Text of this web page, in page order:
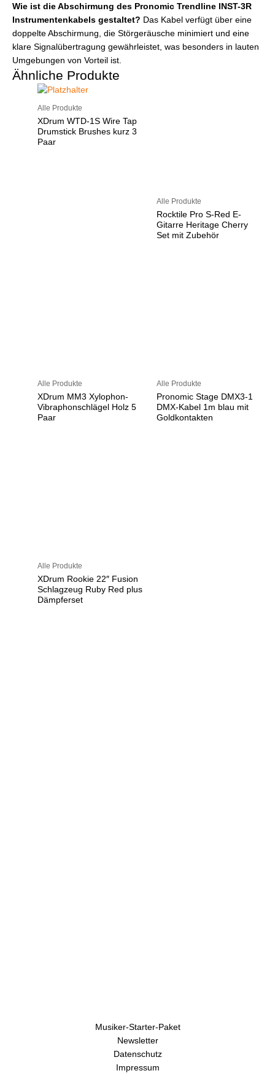
Wie ist die Abschirmung des Pronomic Trendline INST-3R
Instrumentenkabels gestaltet? Das Kabel verfügt über eine
doppelte Abschirmung, die Störgeräusche minimiert und eine
klare Signalübertragung gewährleistet, was besonders in lauten
Umgebungen von Vorteil ist.
Ähnliche Produkte
Alle Produkte
XDrum WTD-1S Wire Tap
Drumstick Brushes kurz 3
Paar
Alle Produkte
Rocktile Pro S-Red E-
Gitarre Heritage Cherry
Set mit Zubehör
Alle Produkte
XDrum MM3 Xylophon-
Vibraphonschlägel Holz 5
Paar
Alle Produkte
Pronomic Stage DMX3-1
DMX-Kabel 1m blau mit
Goldkontakten
Alle Produkte
XDrum Rookie 22″ Fusion
Schlagzeug Ruby Red plus
Dämpferset
Musiker-Starter-Paket
Newsletter
Datenschutz
Impressum